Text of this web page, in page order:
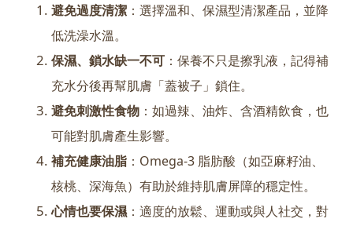
避免過度清潔 ：選擇溫和、保濕型清潔產品，並降
低洗澡水溫。
保濕、鎖水缺一不可 ：保養不只是擦乳液，記得補
充水分後再幫肌膚「蓋被子」鎖住。
避免刺激性食物 ：如過辣、油炸、含酒精飲食，也
可能對肌膚產生影響。
補充健康油脂 ：Omega-3 脂肪酸（如亞麻籽油、
核桃、深海魚）有助於維持肌膚屏障的穩定性。
心情也要保濕：適度的放鬆、運動或與人社交，對